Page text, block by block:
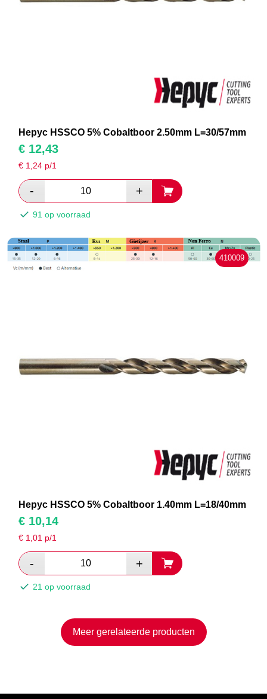
Hepyc HSSCO 5% Cobaltboor 2.50mm L=30/57mm
€ 12,43
€ 1,24 p/1
91 op voorraad
410009
Hepyc HSSCO 5% Cobaltboor 1.40mm L=18/40mm
€ 10,14
€ 1,01 p/1
21 op voorraad
Meer gerelateerde producten